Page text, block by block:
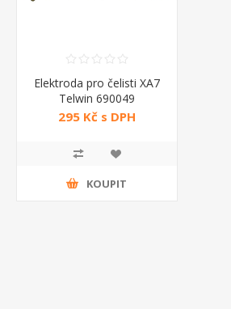
Elektroda pro čelisti XA7
Telwin 690049
295 Kč s DPH
KOUPIT